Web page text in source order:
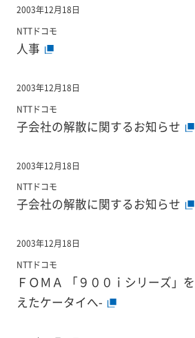
2003年12月18日
NTTドコモ
人事
2003年12月18日
NTTドコモ
子会社の解散に関するお知らせ
2003年12月18日
NTTドコモ
子会社の解散に関するお知らせ
2003年12月18日
NTTドコモ
ＦＯＭＡ 「９００ｉシリーズ」
えたケータイへ-